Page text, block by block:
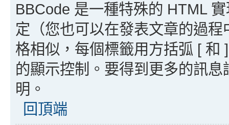
BBCode 是一種特殊的 HTML
定（您也可以在發表文章的過
格相似，每個標籤用方括弧 [ 和
的顯示控制。要得到更多的訊
明。
回頂端